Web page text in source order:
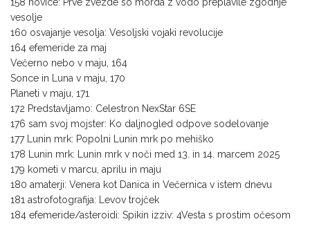
158 novice: Prve zvezde so morda z vodo preplavile zgodnje
vesolje
160 osvajanje vesolja: Vesoljski vojaki revolucije
164 efemeride za maj
Večerno nebo v maju, 164
Sonce in Luna v maju, 170
Planeti v maju, 171
172 Predstavljamo: Celestron NexStar 6SE
176 sam svoj mojster: Ko daljnogled odpove sodelovanje
177 Lunin mrk: Popolni Lunin mrk po mehiško
178 Lunin mrk: Lunin mrk v noči med 13. in 14. marcem 2025
179 kometi v marcu, aprilu in maju
180 amaterji: Venera kot Danica in Večernica v istem dnevu
181 astrofotografija: Levov trojček
184 efemeride/asteroidi: Spikin izziv: 4Vesta s prostim očesom